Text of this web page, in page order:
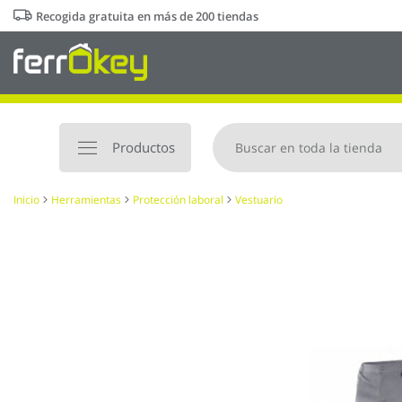
Ir
al
contenido
Recogida gratuita en más de 200 tiendas
Productos
Inicio Herramientas Protección laboral Vestuario